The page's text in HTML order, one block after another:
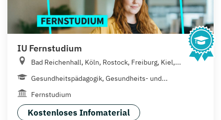
IU Fernstudium
Bad Reichenhall, Köln, Rostock, Freiburg, Kiel,...
Gesundheitspädagogik, Gesundheits- und...
Fernstudium
Kostenloses Infomaterial